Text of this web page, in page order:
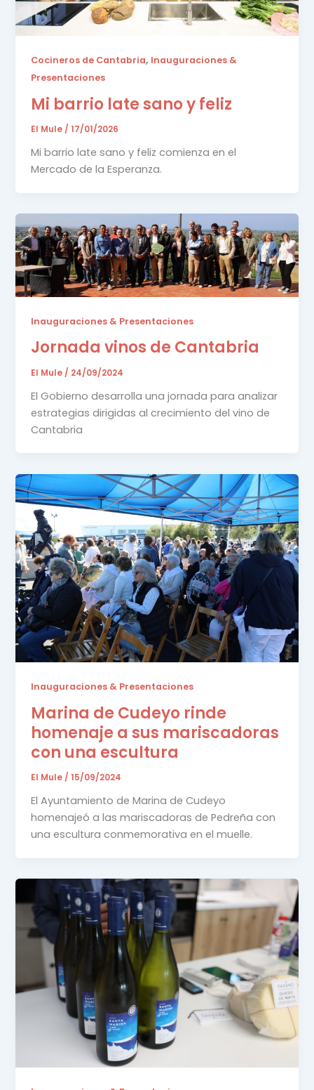
Cocineros de Cantabria, Inauguraciones &
Presentaciones
Mi barrio late sano y feliz
El Mule /17/01/2026
Mi barrio late sano y feliz comienza en el
Mercado de la Esperanza.
Inauguraciones & Presentaciones
Jornada vinos de Cantabria
El Mule / 24/09/2024
El Gobierno desarrolla una jornada para analizar
estrategias dirigidas al crecimiento del vino de
Cantabria
Inauguraciones & Presentaciones
Marina de Cudeyo rinde
homenaje a sus mariscadoras
con una escultura
El Mule /15/09/2024
El Ayuntamiento de Marina de Cudeyo
homenajeó a las mariscadoras de Pedreña con
una escultura conmemorativa en el muelle.